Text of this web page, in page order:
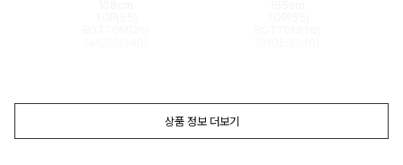
상품 정보 더보기